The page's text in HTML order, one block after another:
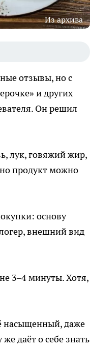
Из архива
отзывы, но с
и других
Он решил
лук, говяжий жир,
продукт можно
основу
внешний вид
3–4 минуты. Хотя,
насыщенный, даже
даёт о себе знать